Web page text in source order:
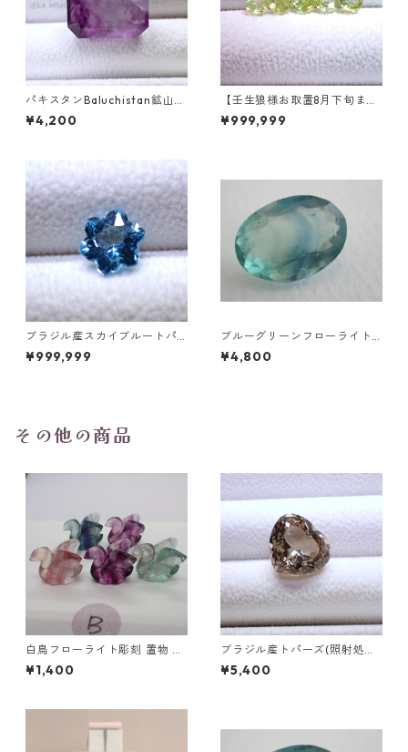
パキスタンBaluchistan鉱山産
フローライト スクエアカット
ルース 34.4ct 20 x 19.6 x 11
¥4,200
【壬生狼様お取置8月下旬ま
で】マダガスカル産スフェー
ン ラウンドカットルース 0.45
¥999,999
ブラジル産スカイブルートパ
ーズ スノーフレークカットル
ース 1.5ct 7.0mm*7.0mm*4.
¥999,999
ブルーグリーンフローライト
オーバルカットルース 10.2ct
15.4mm*11.1mm*8.0mm
¥4,800
その他の商品
白鳥フローライト彫刻 置物 4
g前後 高さ15mm前後
¥1,400
ブラジル産トパーズ(照射処理)
ハートシェイプカットルース
9.4ct 13.5mm*12.3mm*8.0m
¥5,400